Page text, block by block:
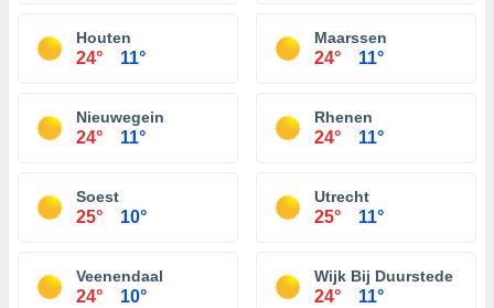
Houten
24° 11°
Maarssen
24° 11°
Nieuwegein
24° 11°
Rhenen
24° 11°
Soest
25° 10°
Utrecht
25° 11°
Veenendaal
24° 10°
Wijk Bij Duurstede
24° 11°